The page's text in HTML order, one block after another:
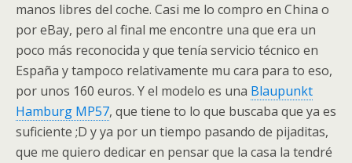
manos libres del coche. Casi me lo compro en China o
por eBay, pero al final me encontre una que era un
poco más reconocida y que tenía servicio técnico en
España y tampoco relativamente mu cara para to eso,
por unos 160 euros. Y el modelo es una Blaupunkt
Hamburg MP57, que tiene to lo que buscaba que ya es
suficiente ;D y ya por un tiempo pasando de pijaditas,
que me quiero dedicar en pensar que la casa la tendré